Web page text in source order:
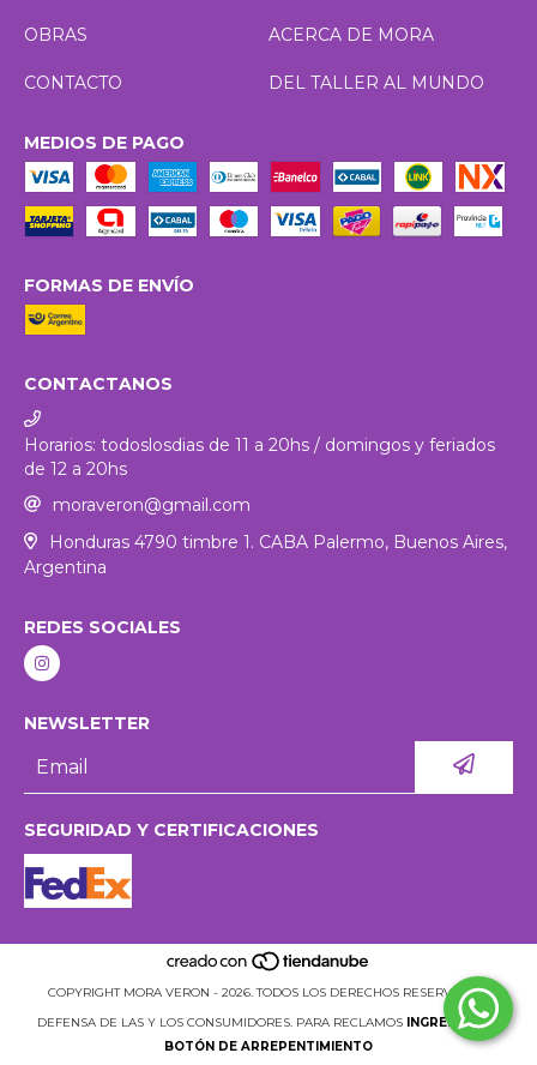
OBRAS ACERCA DE MORA
CONTACTO DEL TALLER AL MUNDO
MEDIOS DE PAGO
FORMAS DE ENVÍO
CONTACTANOS
Horarios: todoslosdias de 11 a 20hs / domingos y feriados
de 12 a 20hs
moraveron@gmail.com
Honduras 4790 timbre 1. CABA Palermo, Buenos Aires,
Argentina
REDES SOCIALES
NEWSLETTER
SEGURIDAD Y CERTIFICACIONES
COPYRIGHT MORA VERON - 2026. TODOS LOS DERECHOS RESERVADOS.
DEFENSA DE LAS Y LOS CONSUMIDORES. PARA RECLAMOS
INGRESÁ ACÁ.
BOTÓN DE ARREPENTIMIENTO